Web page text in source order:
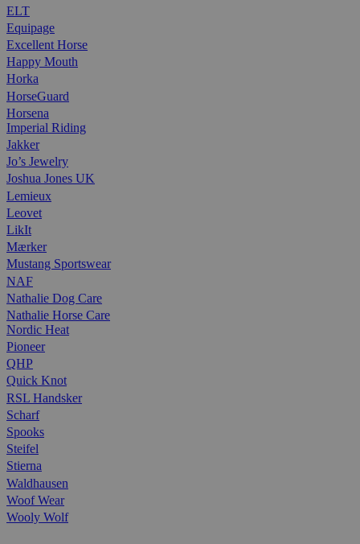
ELT
Equipage
Excellent Horse
Happy Mouth
Horka
HorseGuard
Horsena
Imperial Riding
Jakker
Jo’s Jewelry
Joshua Jones UK
Lemieux
Leovet
LikIt
Mærker
Mustang Sportswear
NAF
Nathalie Dog Care
Nathalie Horse Care
Nordic Heat
Pioneer
QHP
Quick Knot
RSL Handsker
Scharf
Spooks
Steifel
Stierna
Waldhausen
Woof Wear
Wooly Wolf